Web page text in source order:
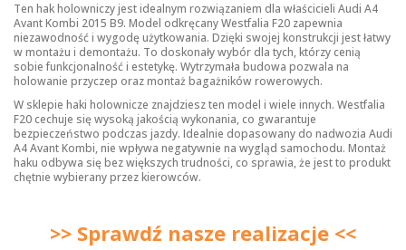
Ten hak holowniczy jest idealnym rozwiązaniem dla właścicieli Audi A4
Avant Kombi 2015 B9. Model odkręcany Westfalia F20 zapewnia
niezawodność i wygodę użytkowania. Dzięki swojej konstrukcji jest łatwy
w montażu i demontażu. To doskonały wybór dla tych, którzy cenią
sobie funkcjonalność i estetykę. Wytrzymała budowa pozwala na
holowanie przyczep oraz montaż bagażników rowerowych.
W sklepie haki holownicze znajdziesz ten model i wiele innych. Westfalia
F20 cechuje się wysoką jakością wykonania, co gwarantuje
bezpieczeństwo podczas jazdy. Idealnie dopasowany do nadwozia Audi
A4 Avant Kombi, nie wpływa negatywnie na wygląd samochodu. Montaż
haku odbywa się bez większych trudności, co sprawia, że jest to produkt
chętnie wybierany przez kierowców.
>> Sprawdź nasze realizacje <<